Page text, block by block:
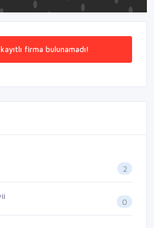
firma bulunamadı!
2
0